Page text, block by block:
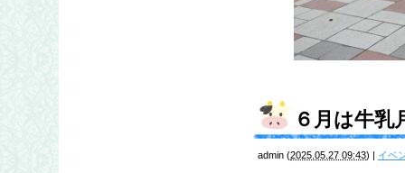
６月は牛乳
admin (2025.05.27 09:43) | イベ